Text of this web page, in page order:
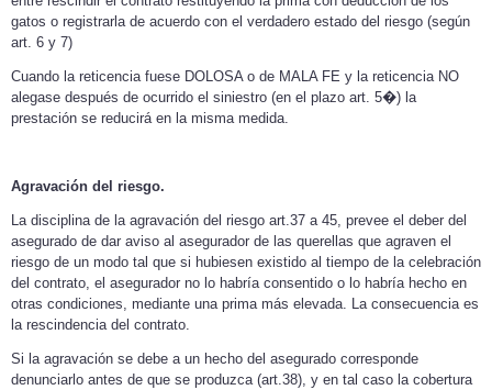
gatos o registrarla de acuerdo con el verdadero estado del riesgo (según
art. 6 y 7)
Cuando la reticencia fuese DOLOSA o de MALA FE y la reticencia NO
alegase después de ocurrido el siniestro (en el plazo art. 5�) la
prestación se reducirá en la misma medida.
Agravación del riesgo.
La disciplina de la agravación del riesgo art.37 a 45, prevee el deber del
asegurado de dar aviso al asegurador de las querellas que agraven el
riesgo de un modo tal que si hubiesen existido al tiempo de la celebración
del contrato, el asegurador no lo habría consentido o lo habría hecho en
otras condiciones, mediante una prima más elevada. La consecuencia es
la rescindencia del contrato.
Si la agravación se debe a un hecho del asegurado corresponde
denunciarlo antes de que se produzca (art.38), y en tal caso la cobertura